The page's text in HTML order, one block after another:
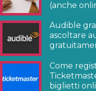
(anche
Audible
ascoltare
Come
biglietti